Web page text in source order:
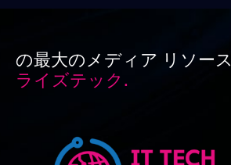
の最大のメディア リソース
ライズテック.